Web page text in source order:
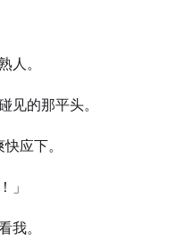
人。
见的那平头。
应下。
」
我。